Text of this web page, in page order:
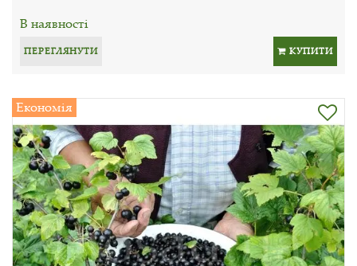
В наявності
ПЕРЕГЛЯНУТИ КУПИТИ
Економія